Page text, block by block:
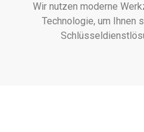
Wir nutzen moderne
Technologie, um Ihnen